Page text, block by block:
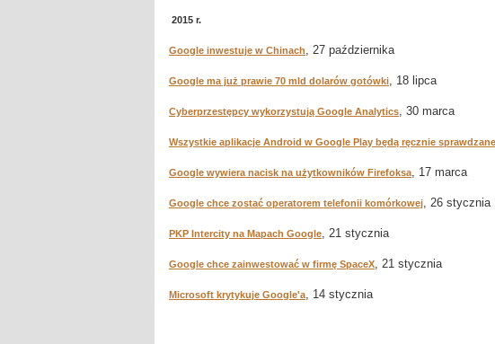
2015 r.
Google inwestuje w Chinach, 27 października
Google ma już prawie 70 mld dolarów gotówki, 18 lipca
Cyberprzestępcy wykorzystują Google Analytics, 30 marca
Wszystkie aplikacje Android w Google Play będą ręcznie
Google wywiera nacisk na użytkowników Firefoksa, 17 marca
Google chce zostać operatorem telefonii komórkowej, 26 stycznia
PKP Intercity na Mapach Google, 21 stycznia
Google chce zainwestować w firmę SpaceX, 21 stycznia
Microsoft krytykuje Google'a, 14 stycznia